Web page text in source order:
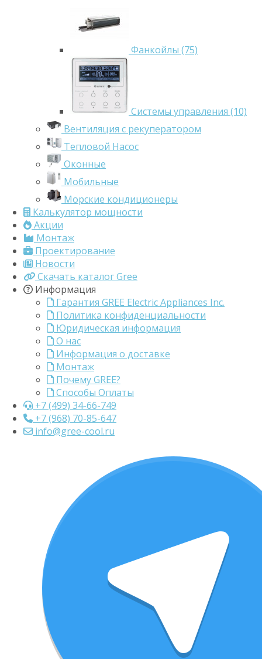
Фанкойлы (75)
Системы управления (10)
Вентиляция с рекуператором
Тепловой Насос
Оконные
Мобильные
Морские кондиционеры
Калькулятор мощности
Акции
Монтаж
Проектирование
Новости
Скачать каталог Gree
Информация
Гарантия GREE Electric Appliances Inc.
Политика конфиденциальности
Юридическая информация
О нас
Информация о доставке
Монтаж
Почему GREE?
Способы Оплаты
+7 (499) 34-66-749
+7 (968) 70-85-647
info@gree-cool.ru